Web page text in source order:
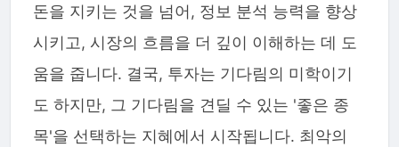
돈을 지키는 것을 넘어, 정보 분석 능력을 향상
시키고, 시장의 흐름을 더 깊이 이해하는 데 도
움을 줍니다. 결국, 투자는 기다림의 미학이기
도 하지만, 그 기다림을 견딜 수 있는 '좋은 종
목'을 선택하는 지혜에서 시작됩니다. 최악의